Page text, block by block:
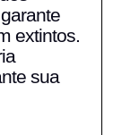
extintos.
sua